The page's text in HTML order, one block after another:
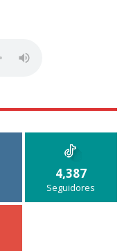
4,387
Seguidores